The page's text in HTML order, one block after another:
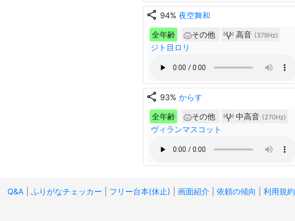
share 94% 夜空舞和
全年齢
その他 高音 (379Hz)
ジト目ロリ
share 93% からす
全年齢
その他 中高音 (270Hz)
ヴィランマスコット
Q&A ふりがなチェッカー フリー台本(休止) 画面紹介 依頼の傾向 利用規約